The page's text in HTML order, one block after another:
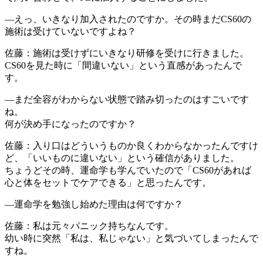
―えっ、いきなり加入されたのですか。その時まだCS60の
施術は受けていないですよね？
佐藤：施術は受けずにいきなり研修を受けに行きました。
CS60を見た時に「間違いない」という直感があったんで
す。
―まだ全容がわからない状態で踏み切ったのはすごいです
ね。
何が決め手になったのですか？
佐藤：入り口はどういうものか良くわからなかったんですけ
ど、「いいものに違いない」という確信がありました。
ちょうどその時、運命学も学んでいたので「CS60があれば
心と体をセットでケアできる」と思ったんです。
―運命学を勉強し始めた理由は何ですか？
佐藤：私は元々パニック持ちなんです。
幼い時に突然「私は、私じゃない」と気づいてしまったんで
すね。